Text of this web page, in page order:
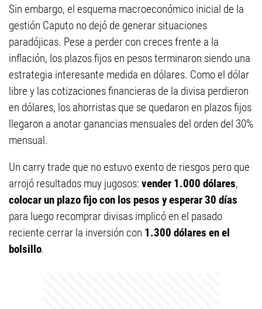
Sin embargo, el esquema macroeconómico inicial de la
gestión Caputo no dejó de generar situaciones
paradójicas. Pese a perder con creces frente a la
inflación, los plazos fijos en pesos terminaron siendo una
estrategia interesante medida en dólares. Como el dólar
libre y las cotizaciones financieras de la divisa perdieron
en dólares, los ahorristas que se quedaron en plazos fijos
llegaron a anotar ganancias mensuales del orden del 30%
mensual.
Un carry trade que no estuvo exento de riesgos pero que
arrojó resultados muy jugosos: vender 1.000 dólares,
colocar un plazo fijo con los pesos y esperar 30 días
para luego recomprar divisas implicó en el pasado
reciente cerrar la inversión con 1.300 dólares en el
bolsillo.